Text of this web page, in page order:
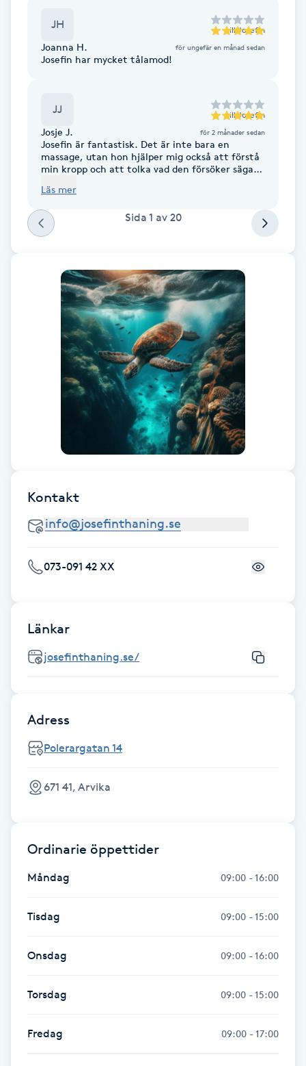
Fransrengöring
Friskvård
Friskvårdsmassage
Gellack med förstärkning
Gravidmassage
Gravidyoga
Gruppträning
Hatha Yoga
HIFU
Hudföryngring
Huduppstramning
JH till Josefin
Joanna H. för ungefär en månad sedan
Josefin har mycket tålamod!
JJ till Josefin
Josje J. för 2 månader sedan
Josefin är fantastisk. Det är inte bara en
massage, utan hon hjälper mig också att förstå
min kropp och att tolka vad den försöker säga.
utan också i huvudet – mentalt kommer jag till
starkare i livet. Tusen tack!
Läs mer
Sida 1 av 20
Kontakt
073-091 42 XX
Länkar
josefinthaning.se/
Adress
Polerargatan 14
671 41, Arvika
Ordinarie öppettider
Måndag 09:00 - 16:00
Tisdag 09:00 - 15:00
Onsdag 09:00 - 16:00
Torsdag 09:00 - 15:00
Fredag 09:00 - 17:00